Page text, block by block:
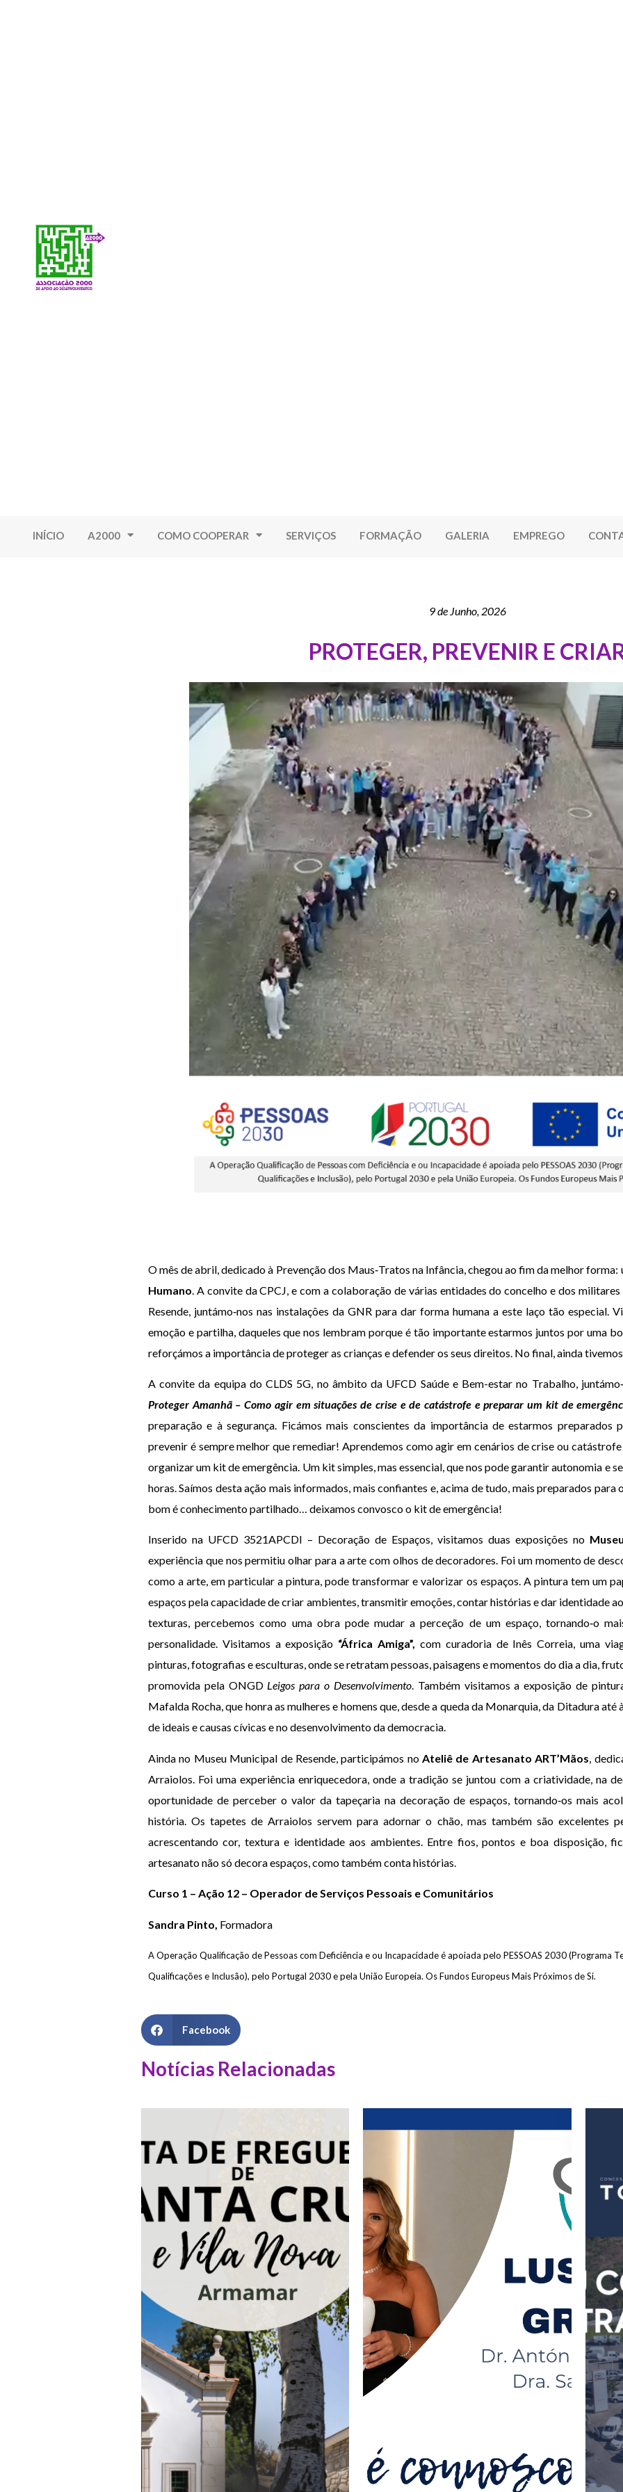
INÍCIO A2000 COMO COOPERAR SERVIÇOS FORMAÇÃO GALERIA EMPREGO
9 de Junho, 2026
PROTEGER, PREVENIR E
O mês de abril, dedicado à Prevenção dos Maus‑Tratos na Infância, chegou ao fim da melhor
Humano . A convite da CPCJ, e com a colaboração de várias entidades do concelho e dos
Resende, juntámo‑nos nas instalações da GNR para dar forma humana a este laço tão especial.
emoção e partilha, daqueles que nos lembram porque é tão importante estarmos juntos por uma
reforçámos a importância de proteger as crianças e defender os seus direitos. No final, ainda
A convite da equipa do CLDS 5G, no âmbito da UFCD Saúde e Bem-estar no Trabalho,
Proteger Amanhã – Como agir em situações de crise e de catástrofe e preparar um kit de
preparação e à segurança. Ficámos mais conscientes da importância de estarmos preparados
prevenir é sempre melhor que remediar! Aprendemos como agir em cenários de crise ou
organizar um kit de emergência. Um kit simples, mas essencial, que nos pode garantir autonomia e
horas. Saímos desta ação mais informados, mais confiantes e, acima de tudo, mais preparados
bom é conhecimento partilhado… deixamos convosco o kit de emergência!
Inserido na UFCD 3521APCDI – Decoração de Espaços, visitamos duas exposições no
experiência que nos permitiu olhar para a arte com olhos de decoradores. Foi um momento de
como a arte, em particular a pintura, pode transformar e valorizar os espaços. A pintura tem um
espaços pela capacidade de criar ambientes, transmitir emoções, contar histórias e dar identidade
texturas, percebemos como uma obra pode mudar a perceção de um espaço, tornando‑o
personalidade. Visitamos a exposição “África Amiga”, com curadoria de Inês Correia, uma
pinturas, fotografias e esculturas, onde se retratam pessoas, paisagens e momentos do dia a dia,
promovida pela ONGD Leigos para o Desenvolvimento. Também visitamos a exposição de
Mafalda Rocha, que honra as mulheres e homens que, desde a queda da Monarquia, da Ditadura
de ideais e causas cívicas e no desenvolvimento da democracia.
Ainda no Museu Municipal de Resende, participámos no Ateliê de Artesanato ART’Mãos ,
Arraiolos. Foi uma experiência enriquecedora, onde a tradição se juntou com a criatividade, na
oportunidade de perceber o valor da tapeçaria na decoração de espaços, tornando‑os mais
história. Os tapetes de Arraiolos servem para adornar o chão, mas também são excelentes
acrescentando cor, textura e identidade aos ambientes. Entre fios, pontos e boa disposição,
artesanato não só decora espaços, como também conta histórias.
Curso 1 – Ação 12 – Operador de Serviços Pessoais e Comunitários
Sandra Pinto, Formadora
A Operação Qualificação de Pessoas com Deficiência e ou Incapacidade é apoiada pelo PESSOAS 2030 (Programa
Qualificações e Inclusão), pelo Portugal 2030 e pela União Europeia. Os Fundos Europeus Mais Próximos de Si.
Facebook
Notícias Relacionadas